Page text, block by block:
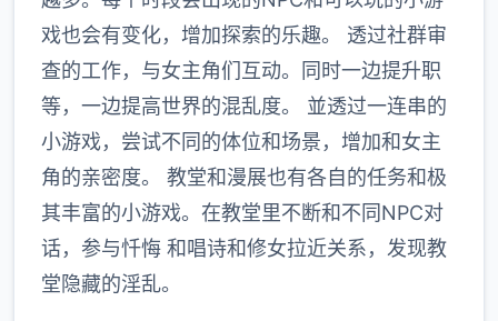
戏也会有变化，增加探索的乐趣。 透过社群审
查的工作，与女主角们互动。同时一边提升职
等，一边提高世界的混乱度。 並透过一连串的
小游戏，尝试不同的体位和场景，增加和女主
角的亲密度。 教堂和漫展也有各自的任务和极
其丰富的小游戏。在教堂里不断和不同NPC对
话，参与忏悔 和唱诗和修女拉近关系，发现教
堂隐藏的淫乱。